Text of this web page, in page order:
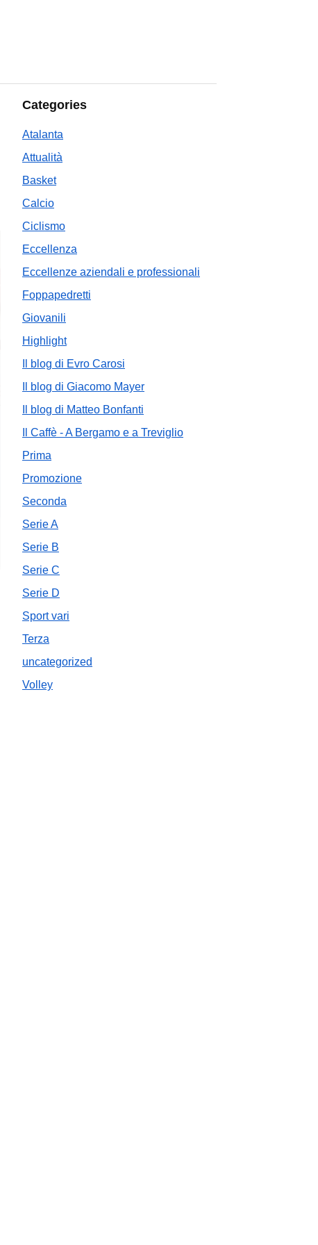
Categories
Atalanta
Attualità
Basket
Calcio
Ciclismo
Eccellenza
Eccellenze aziendali e professionali
Foppapedretti
Giovanili
Highlight
Il blog di Evro Carosi
Il blog di Giacomo Mayer
Il blog di Matteo Bonfanti
Il Caffè - A Bergamo e a Treviglio
Prima
Promozione
Seconda
Serie A
Serie B
Serie C
Serie D
Sport vari
Terza
uncategorized
Volley